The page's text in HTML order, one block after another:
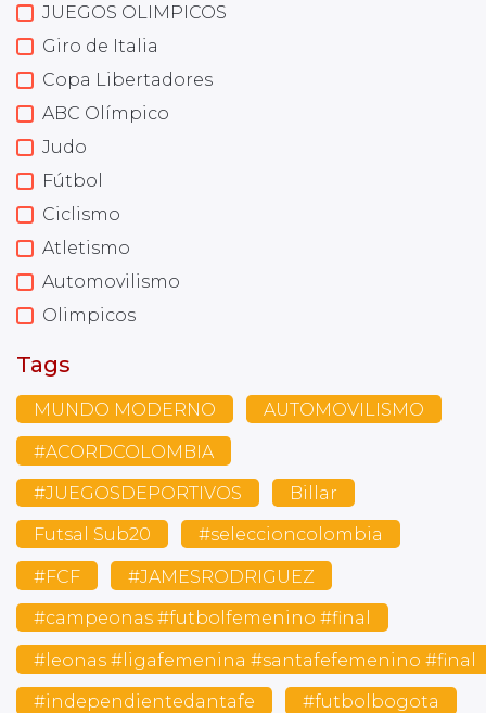
JUEGOS OLIMPICOS
Giro de Italia
Copa Libertadores
ABC Olímpico
Judo
Fútbol
Ciclismo
Atletismo
Automovilismo
Olimpicos
Tags
MUNDO MODERNO AUTOMOVILISMO
#ACORDCOLOMBIA
#JUEGOSDEPORTIVOS Billar
Futsal Sub20 #seleccioncolombia
#FCF #JAMESRODRIGUEZ
#campeonas #futbolfemenino #final
#leonas #ligafemenina #santafefemenino #final
#independientedantafe #futbolbogota